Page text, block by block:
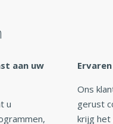
aan uw
u
Ons
gerust
krijg het